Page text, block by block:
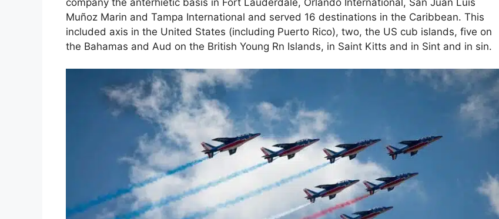
Muñoz Marin and Tampa International and served 16 destinations in the Caribbean. This
included axis in the United States (including Puerto Rico), two, the US cub islands, five on
the Bahamas and Aud on the British Young Rn Islands, in Saint Kitts and in Sint and in sin.